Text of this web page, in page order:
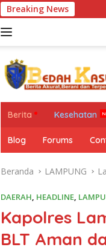
Breaking News
Berita Kesehatan
Blog Forums
Beranda LAMPUNG
DAERAH, HEADLINE,
Kapolres
BLT Aman